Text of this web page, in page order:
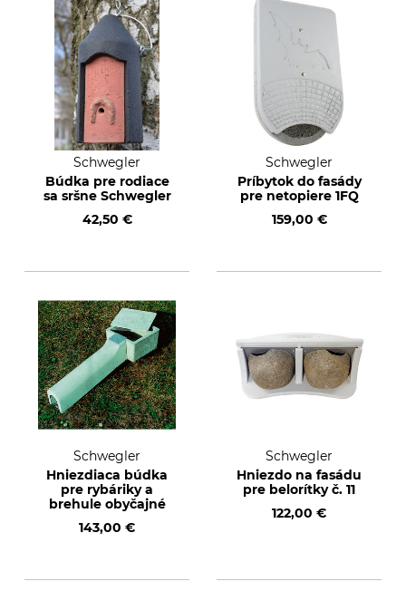
Schwegler
Búdka pre rodiace
sa sršne Schwegler
42,50 €
Schwegler
Príbytok do fasády
pre netopiere 1FQ
159,00 €
Schwegler
Hniezdiaca búdka
pre rybáriky a
brehule obyčajné
143,00 €
Schwegler
Hniezdo na fasádu
pre belorítky č. 11
122,00 €